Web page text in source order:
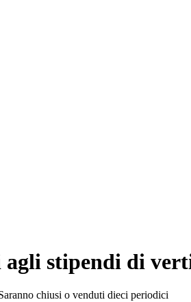
agli stipendi di
chiusi o venduti dieci periodici